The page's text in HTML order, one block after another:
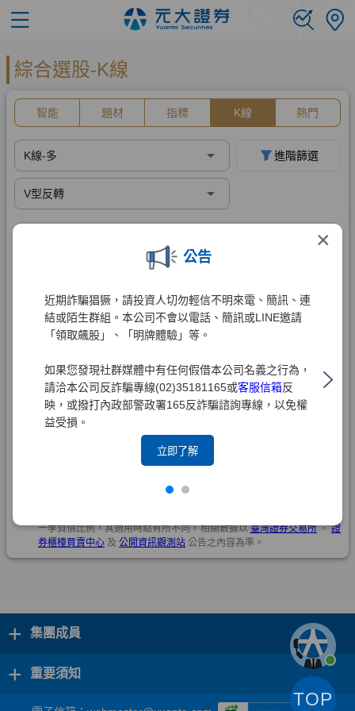
×
公告
近期詐騙猖獗，請投資人切勿輕信不明來電、簡訊、連
結或陌生群組。本公司不會以電話、簡訊或LINE邀請
「領取飆股」、「明牌體驗」等。
如果您發現社群媒體中有任何假借本公司名義之行為，
請洽本公司反詐騙專線(02)35181165或客服信箱反
映，或撥打內政部警政署165反詐騙諮詢專線，以免權
益受損。
立即了解
+ 集團成員
+ 重要須知
TOP